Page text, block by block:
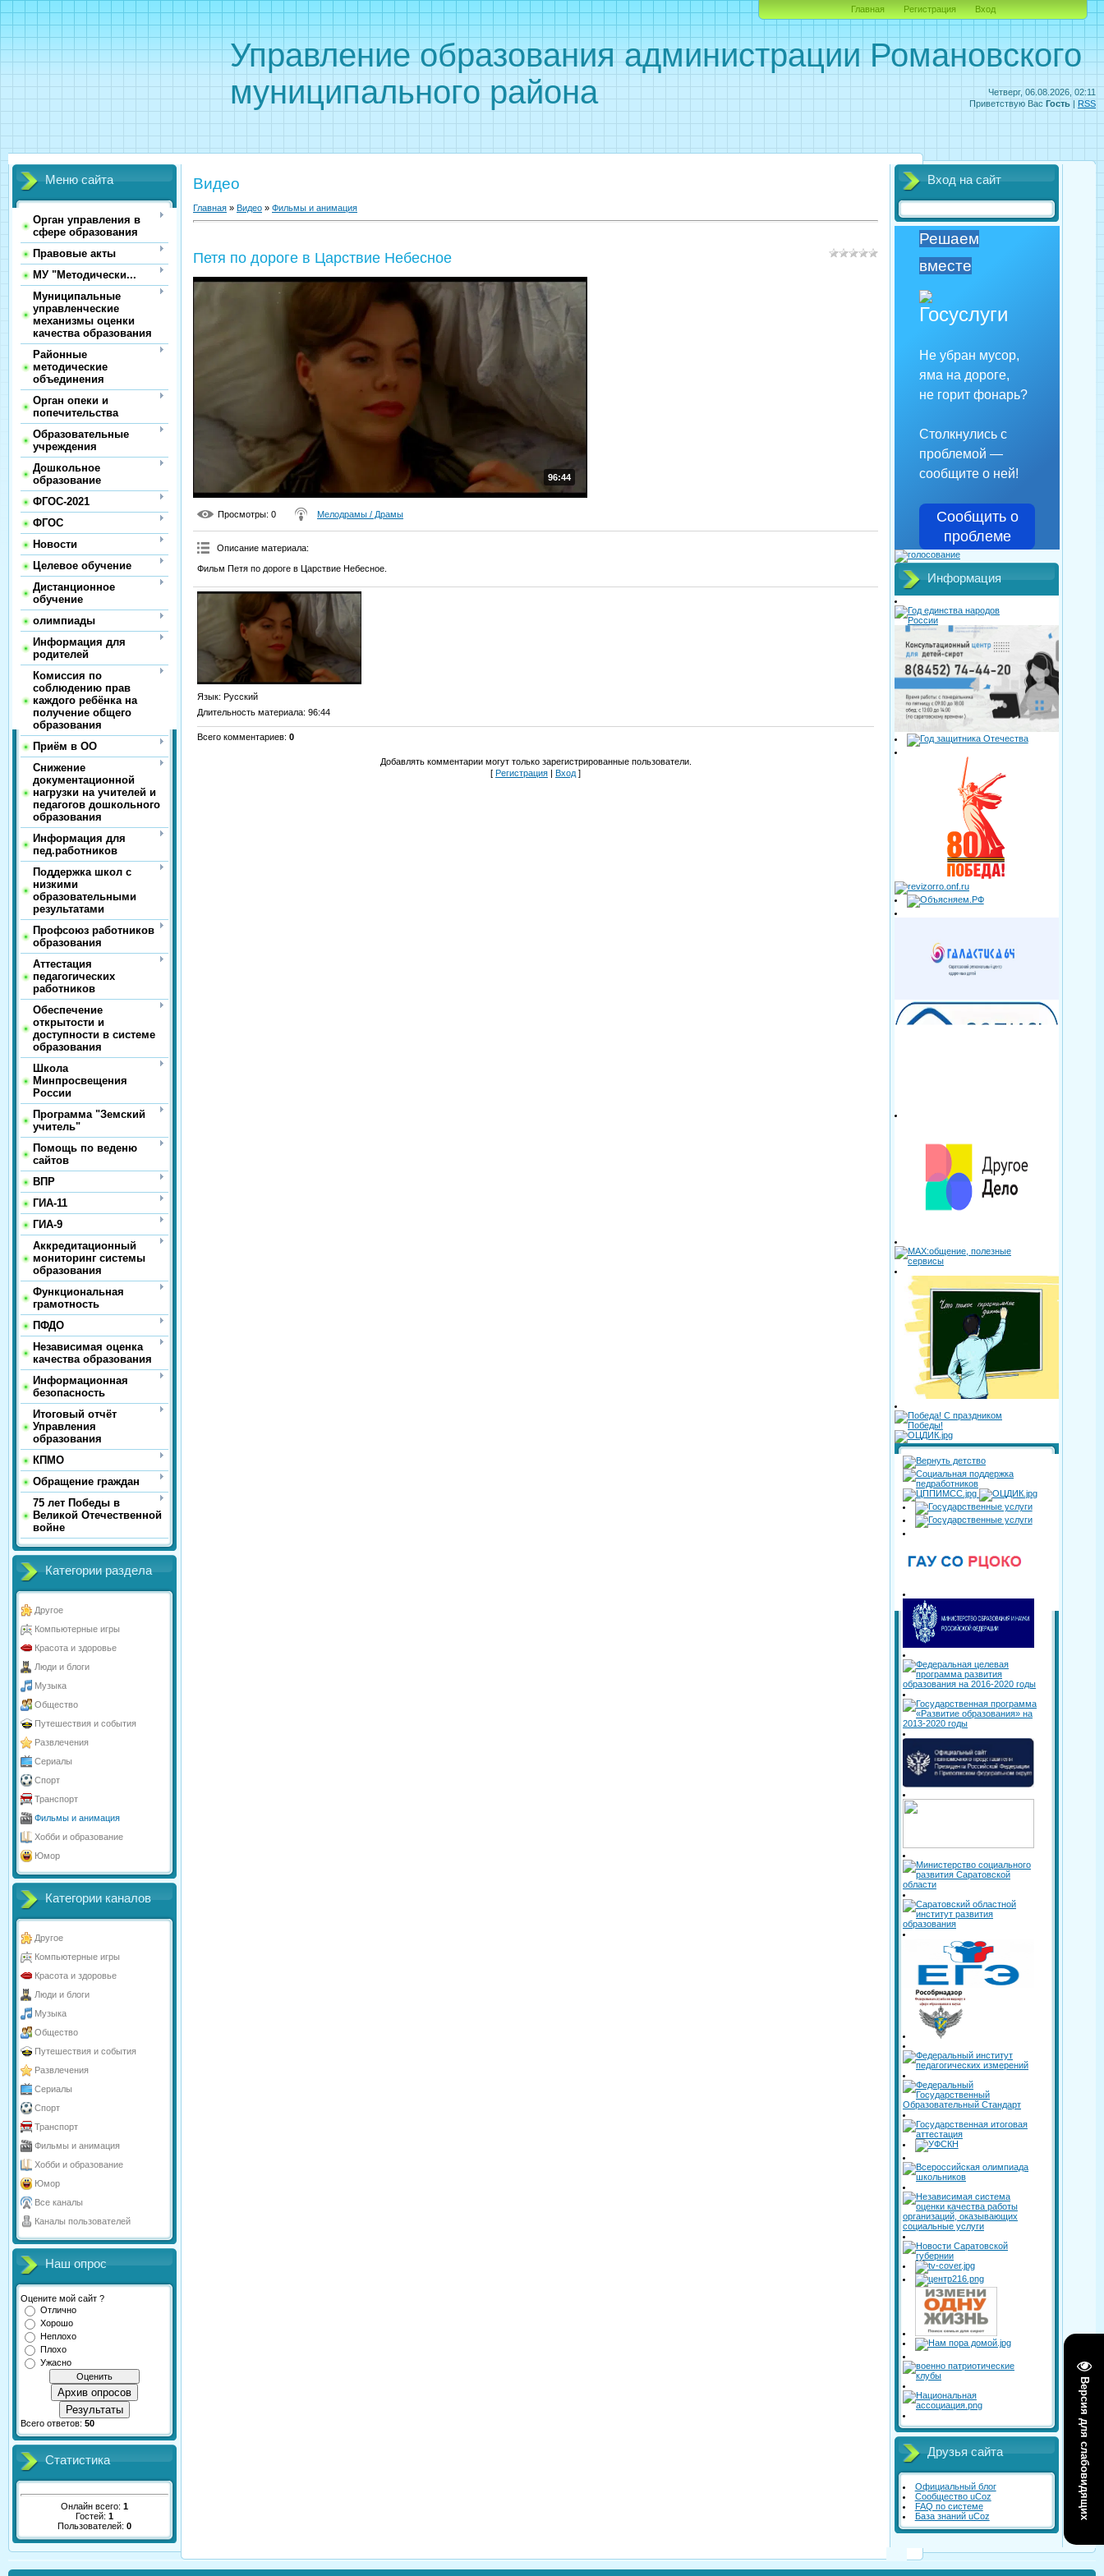
Версия для слабовидящих
Четверг, 06.08.2026, 02:11
Управление образования администрации Романовского
муниципального района
Приветствую Вас Гость | RSS
Главная Регистрация Вход
Меню сайта
Орган управления в
сфере образования
Правовые акты
МУ "Методически...
Муниципальные
управленческие
механизмы оценки
качества образования
Районные
методические
объединения
Орган опеки и
попечительства
Образовательные
учреждения
Дошкольное
образование
ФГОС-2021
ФГОС
Новости
Целевое обучение
Дистанционное
обучение
олимпиады
Информация для
родителей
Комиссия по
соблюдению прав
каждого ребёнка на
получение общего
образования
Приём в ОО
Снижение
документационной
нагрузки на учителей и
педагогов дошкольного
образования
Информация для
пед.работников
Поддержка школ с
низкими
образовательными
результатами
Профсоюз работников
образования
Аттестация
педагогических
работников
Обеспечение
открытости и
доступности в системе
образования
Школа
Минпросвещения
России
Программа "Земский
учитель"
Помощь по веденю
сайтов
ВПР
ГИА-11
ГИА-9
Аккредитационный
мониторинг системы
образования
Функциональная
грамотность
ПФДО
Независимая оценка
качества образования
Информационная
безопасность
Итоговый отчёт
Управления
образования
КПМО
Обращение граждан
75 лет Победы в
Великой Отечественной
войне
Категории раздела
Другое
Компьютерные игры
Красота и здоровье
Люди и блоги
Музыка
Общество
Путешествия и события
Развлечения
Сериалы
Спорт
Транспорт
Фильмы и анимация
Хобби и образование
Юмор
Категории каналов
Другое
Компьютерные игры
Красота и здоровье
Люди и блоги
Музыка
Общество
Путешествия и события
Развлечения
Сериалы
Спорт
Транспорт
Фильмы и анимация
Хобби и образование
Юмор
Все каналы
Каналы пользователей
Наш опрос
Оцените мой сайт ?
Отлично
Хорошо
Неплохо
Плохо
Ужасно
Архив опросов
Результаты
Всего ответов: 50
Статистика
Онлайн всего: 1
Гостей: 1
Пользователей: 0
Видео
Главная » Видео » Фильмы и анимация
Петя по дороге в Царствие Небесное
96:44
Просмотры: 0 Мелодрамы / Драмы
Описание материала:
Фильм Петя по дороге в Царствие Небесное.
Язык: Русский
Длительность материала: 96:44
Всего комментариев: 0
Добавлять комментарии могут только зарегистрированные пользователи.
[ Регистрация | Вход ]
Вход на сайт
Решаем
вместе
Не убран мусор,
яма на дороге,
не горит фонарь?
Столкнулись с
проблемой —
сообщите о ней!
Сообщить о
проблеме
Информация
Друзья сайта
Официальный блог
Сообщество uCoz
FAQ по системе
База знаний uCoz